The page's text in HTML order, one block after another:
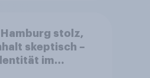
Hamburg stolz,
skeptisch –
im